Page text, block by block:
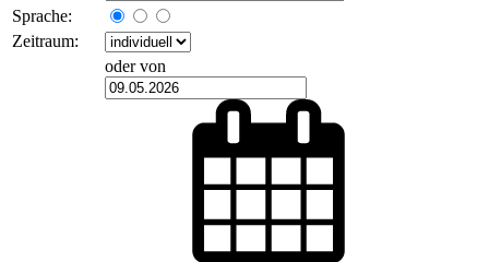
Sprache:
Zeitraum:
oder von